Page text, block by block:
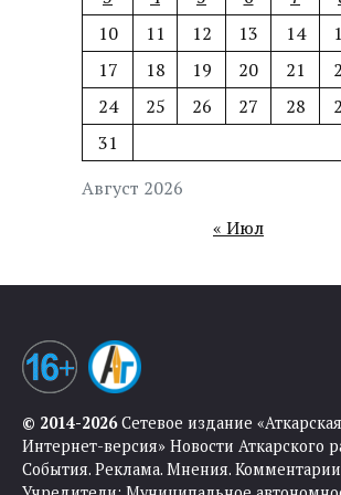
Август 2026
10
11 12 13 14
17
18 19 20 21
24
25 26 27 28
31
« Июл
© 2014-2026Сетевое издание «Аткарская
Интернет-версия» Новости Аткарского
События. Реклама. Мнения.